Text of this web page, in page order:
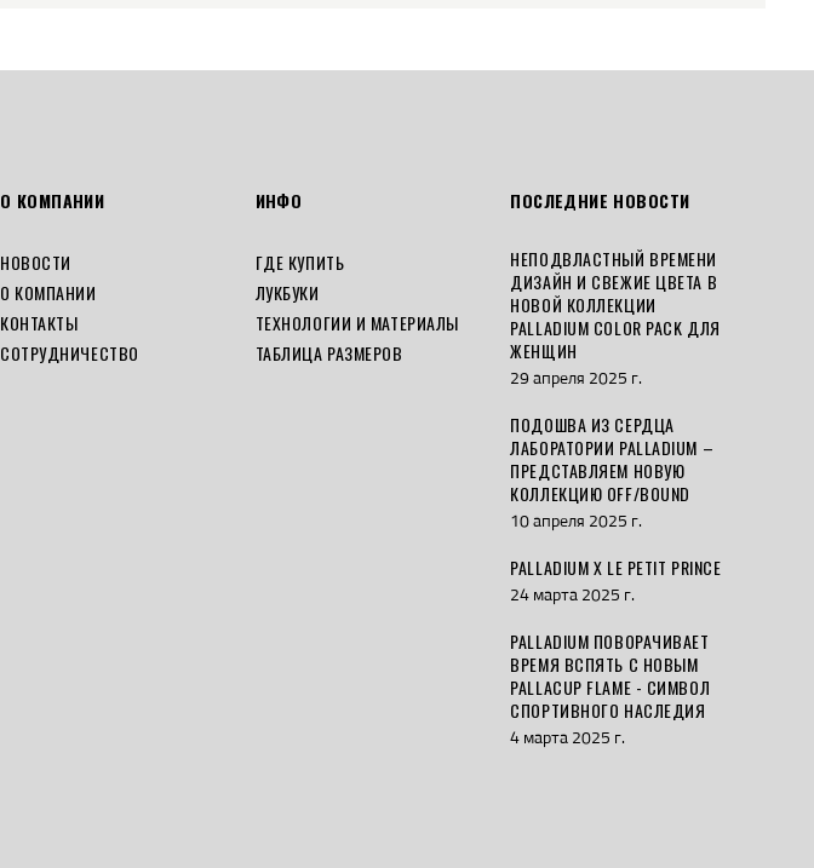
О КОМПАНИИ
НОВОСТИ
О КОМПАНИИ
КОНТАКТЫ
СОТРУДНИЧЕСТВО
ИНФО
ГДЕ КУПИТЬ
ЛУКБУКИ
ТЕХНОЛОГИИ И МАТЕРИАЛЫ
ТАБЛИЦА РАЗМЕРОВ
ПОСЛЕДНИЕ НОВОСТИ
НЕПОДВЛАСТНЫЙ ВРЕМЕНИ
ДИЗАЙН И СВЕЖИЕ ЦВЕТА В
НОВОЙ КОЛЛЕКЦИИ
PALLADIUM COLOR PACK ДЛЯ
ЖЕНЩИН
29 апреля 2025 г.
ПОДОШВА ИЗ СЕРДЦА
ЛАБОРАТОРИИ PALLADIUM –
ПРЕДСТАВЛЯЕМ НОВУЮ
КОЛЛЕКЦИЮ OFF/BOUND
10 апреля 2025 г.
PALLADIUM X LE PETIT PRINCE
24 марта 2025 г.
PALLADIUM ПОВОРАЧИВАЕТ
ВРЕМЯ ВСПЯТЬ С НОВЫМ
PALLACUP FLAME - СИМВОЛ
СПОРТИВНОГО НАСЛЕДИЯ
4 марта 2025 г.